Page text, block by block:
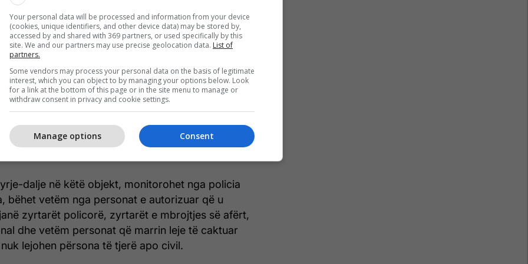
se kinse kanë ndodhur në 'Villën e Radojqiqit'
dhe njëherësh informon se:
sipas detyrës dhe autorizimeve zyrtare, që nga
objektit në mbikëqyrje për siguri, ka të vendosura
të profileve të ndryshme, të cilat kujdesen për
dhe hapësirës përreth.
zyrtarët policorë dhe i njëjti vëzhgohet 24 orë
mbikëqyren nga zyrtarët policorë dhe qendra
dalje në këtë objekt, monitorohet nga policia
bëhet vetëm nga personat e autorizuar që u
zyrtarët policorë, zyrtarët e mbrojtjes së afërt,
dhe vetëm personat që marrin leje të caktuar
lejohen përsona të tjerë apo civil.
Your personal data will be processed and information from your device
(cookies, unique identifiers, and other device data) may be stored by,
accessed by and shared with 369 partners, or used specifically by this
site. We and our partners may use precise geolocation data. List of
partners.
Some vendors may process your personal data on the basis of legitimate
interest, which you can object to by managing your options below. Look
for a link at the bottom of this page or in the site menu to manage or
withdraw consent in privacy and cookie settings.
Consent
Manage options